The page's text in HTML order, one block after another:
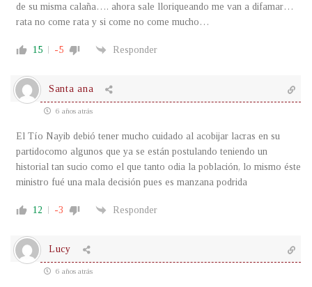
de su misma calaña…. ahora sale lloriqueando me van a difamar…
rata no come rata y si come no come mucho…
15 -5 Responder
Santa ana
6 años atrás
El Tío Nayib debió tener mucho cuidado al acobijar lacras en su
partidocomo algunos que ya se están postulando teniendo un
historial tan sucio como el que tanto odia la población, lo mismo éste
ministro fué una mala decisión pues es manzana podrida
12 -3 Responder
Lucy
6 años atrás